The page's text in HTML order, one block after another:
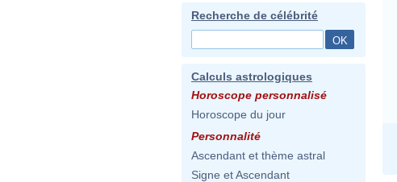
Recherche de célébrité
Calculs astrologiques
Horoscope personnalisé
Horoscope du jour
Personnalité
Ascendant et thème astral
Signe et Ascendant